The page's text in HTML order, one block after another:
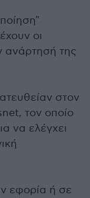
οι
ανάρτησή της
στον
τον οποίο
να ελέγχει
εφορία ή σε